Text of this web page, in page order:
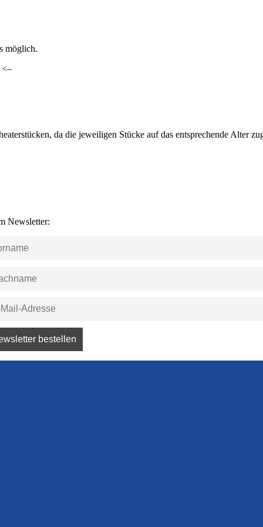
möglich.
da die jeweiligen Stücke auf das entsprechende Alter
Newsletter: